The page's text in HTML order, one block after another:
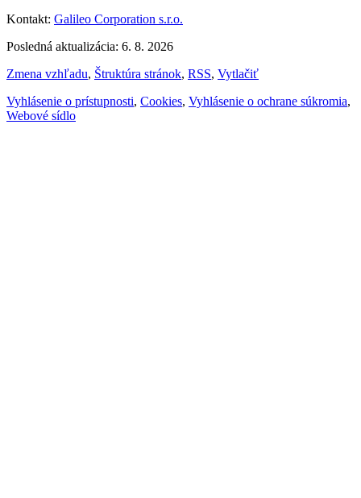
Kontakt: Galileo Corporation s.r.o.
Posledná aktualizácia: 6. 8. 2026
Zmena vzhľadu, Štruktúra stránok, RSS, Vytlačiť
Vyhlásenie o prístupnosti, Cookies, Vyhlásenie o ochrane súkromia,
Webové sídlo